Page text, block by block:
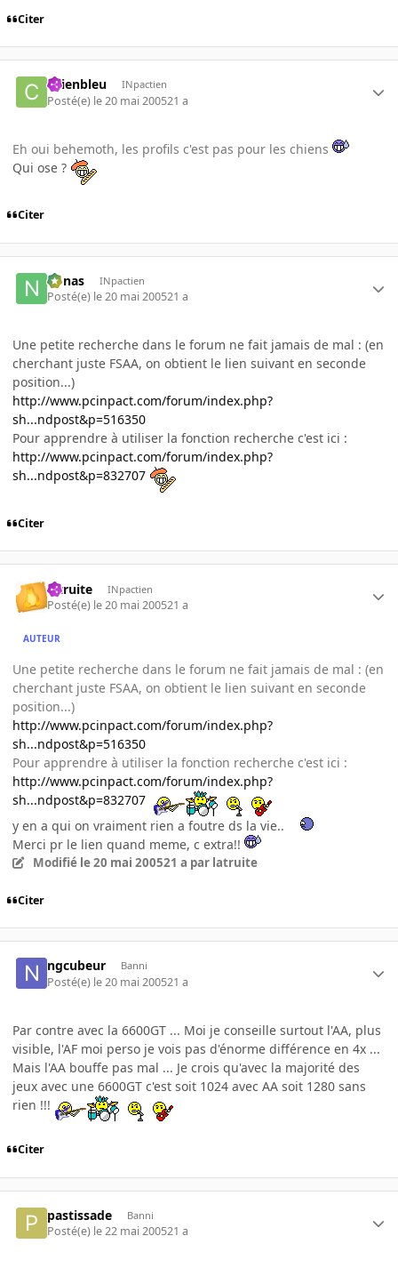
Citer
chienbleu INpactien
Posté(e) le 20 mai 200521 a
Eh oui behemoth, les profils c'est pas pour les chiens
Qui ose ?
Citer
nonas INpactien
Posté(e) le 20 mai 200521 a
Une petite recherche dans le forum ne fait jamais de mal : (en
cherchant juste FSAA, on obtient le lien suivant en seconde
position...)
http://www.pcinpact.com/forum/index.php?
sh...ndpost&p=516350
Pour apprendre à utiliser la fonction recherche c'est ici :
http://www.pcinpact.com/forum/index.php?
sh...ndpost&p=832707
Citer
latruite INpactien
Posté(e) le 20 mai 200521 a
AUTEUR
Une petite recherche dans le forum ne fait jamais de mal : (en
cherchant juste FSAA, on obtient le lien suivant en seconde
position...)
http://www.pcinpact.com/forum/index.php?
sh...ndpost&p=516350
Pour apprendre à utiliser la fonction recherche c'est ici :
http://www.pcinpact.com/forum/index.php?
sh...ndpost&p=832707
y en a qui on vraiment rien a foutre ds la vie..
Merci pr le lien quand meme, c extra!!
Modifié le 20 mai 200521 a par latruite
Citer
ngcubeur Banni
Posté(e) le 20 mai 200521 a
Par contre avec la 6600GT ... Moi je conseille surtout l'AA, plus
visible, l'AF moi perso je vois pas d'énorme différence en 4x ...
Mais l'AA bouffe pas mal ... Je crois qu'avec la majorité des
jeux avec une 6600GT c'est soit 1024 avec AA soit 1280 sans
rien !!!
Citer
pastissade Banni
Posté(e) le 22 mai 200521 a